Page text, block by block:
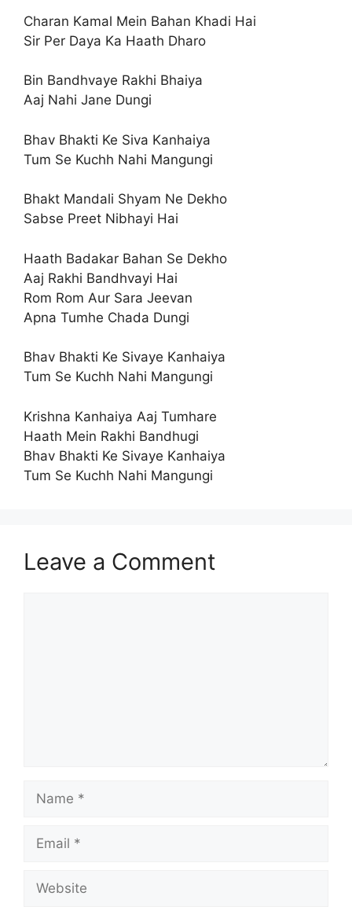
Charan Kamal Mein Bahan Khadi Hai
Sir Per Daya Ka Haath Dharo
Bin Bandhvaye Rakhi Bhaiya
Aaj Nahi Jane Dungi
Bhav Bhakti Ke Siva Kanhaiya
Tum Se Kuchh Nahi Mangungi
Bhakt Mandali Shyam Ne Dekho
Sabse Preet Nibhayi Hai
Haath Badakar Bahan Se Dekho
Aaj Rakhi Bandhvayi Hai
Rom Rom Aur Sara Jeevan
Apna Tumhe Chada Dungi
Bhav Bhakti Ke Sivaye Kanhaiya
Tum Se Kuchh Nahi Mangungi
Krishna Kanhaiya Aaj Tumhare
Haath Mein Rakhi Bandhugi
Bhav Bhakti Ke Sivaye Kanhaiya
Tum Se Kuchh Nahi Mangungi
Leave a Comment